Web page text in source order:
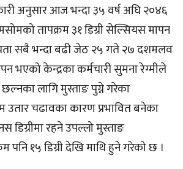
अनुसार आज भन्दा ३५ वर्ष अघि २०४६
तापक्रम ३१ डिग्री सेल्सियस मापन
सबै भन्दा बढी जेठ २५ गते २७ दशमलव
भएको केन्द्रका कर्मचारी सुमना रेग्मीले
छल्नका लागि मुस्ताङ पुग्ने गरेका
उतार चढावका कारण प्रभावित बनेका
डिग्रीमा रहने उपल्लो मुस्ताङ
पनि १५ डिग्री देखि माथि हुने गरेको छ ।